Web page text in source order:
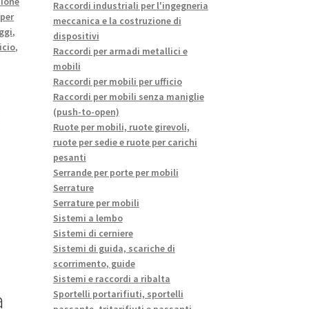
,
,
Raccordi industriali per l'ingegneria
meccanica e la costruzione di
dispositivi
Raccordi per armadi metallici e
mobili
Raccordi per mobili per ufficio
Raccordi per mobili senza maniglie
(push-to-open)
Ruote per mobili, ruote girevoli,
ruote per sedie e ruote per carichi
pesanti
Serrande per porte per mobili
Serrature
Serrature per mobili
Sistemi a lembo
Sistemi di cerniere
Sistemi di guida, scariche di
scorrimento, guide
Sistemi e raccordi a ribalta
Sportelli portarifiuti, sportelli